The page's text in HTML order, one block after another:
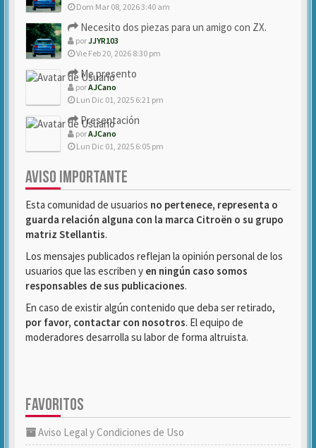
Dom Mar 08, 2026 3:40 am
Necesito dos piezas para un amigo con ZX.
porJJYR103
Vie Feb 20, 2026 8:30 pm
Me presento
porAJCano
Lun Dic 01, 2025 6:21 pm
Presentación
porAJCano
Lun Dic 01, 2025 6:05 pm
AVISO IMPORTANTE
Esta comunidad de usuarios no pertenece, representa o
guarda relación alguna con la marca Citroën o su grupo
matriz Stellantis.
Los mensajes publicados reflejan la opinión personal de los
usuarios que las escriben y en ningún caso somos
responsables de sus publicaciones.
En caso de existir algún contenido que deba ser retirado,
por favor, contactar con nosotros. El equipo de
moderadores desarrolla su labor de forma altruista.
FAVORITOS
Aviso Legal y Condiciones de Uso